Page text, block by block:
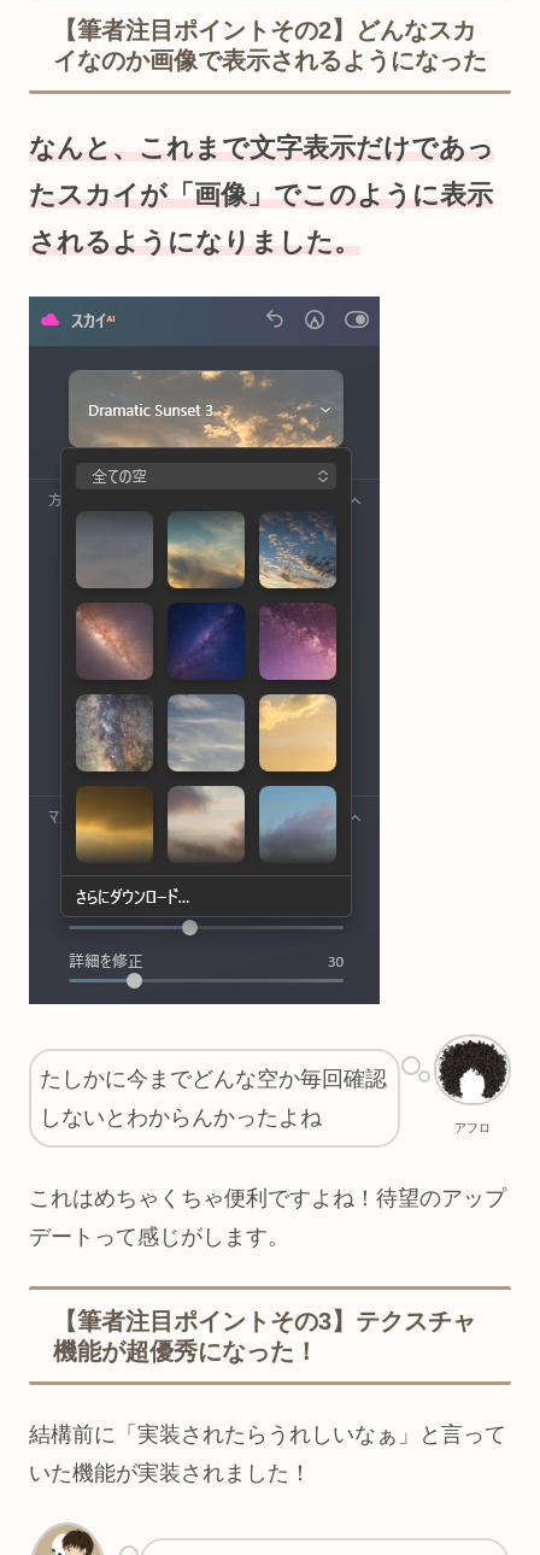
【筆者注目ポイントその2】どんなスカ
イなのか画像で表示されるようになった
なんと、これまで文字表示だけであっ
たスカイが「画像」でこのように表示
されるようになりました。
アフロ
たしかに今までどんな空か毎回確認
しないとわからんかったよね
これはめちゃくちゃ便利ですよね！待望のアップ
デートって感じがします。
【筆者注目ポイントその3】テクスチャ
機能が超優秀になった！
結構前に「実装されたらうれしいなぁ」と言って
いた機能が実装されました！